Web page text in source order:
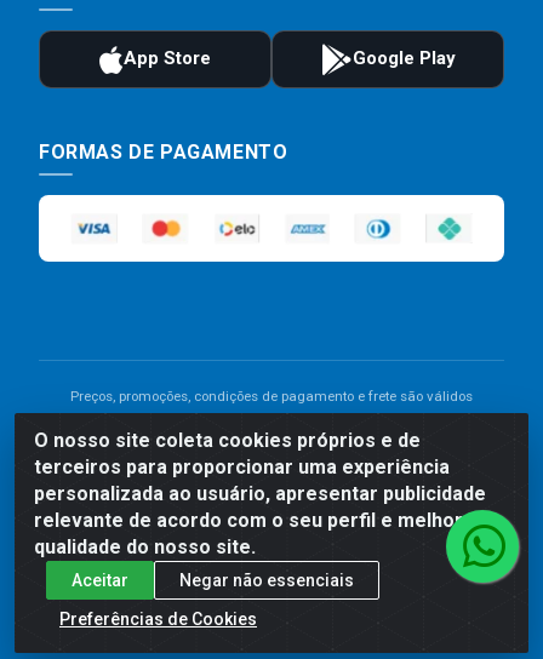
O nosso site coleta cookies próprios e de
terceiros para proporcionar uma experiência
personalizada ao usuário, apresentar publicidade
relevante de acordo com o seu perfil e melhorar a
qualidade do nosso site.
Aceitar
Negar não essenciais
Preferências de Cookies
FORMAS DE PAGAMENTO
Preços, promoções, condições de pagamento e frete são válidos
divergência de preço de um produto, será válido o preço que for
exibido no carrinho de compras do site no momento do pagamento.
As vendas estão sujeitas a análise e disponibilidade do estoque.
Imagens de produtos meramente ilustrativas.
Comercial de Construção 2001 LTDA - Av. Congresso
Eucarístico, 1179 - São José, Carpina - PE - CEP: 55811-
000 - 70.220.389/0001-66